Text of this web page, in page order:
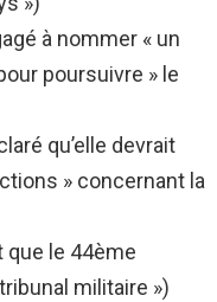
à nommer « un
poursuivre » le
qu’elle devrait
» concernant la
que le 44ème
militaire »)